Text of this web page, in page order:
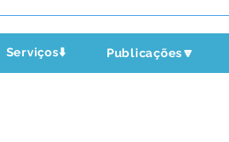
Serviços⬇️ Publicações🔽